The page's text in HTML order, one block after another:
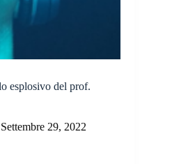
esplosivo del prof.
Settembre 29, 2022